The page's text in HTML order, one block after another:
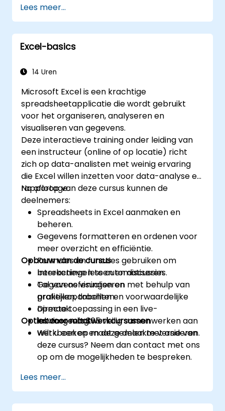
objectgeoriënteerd coderen, ontwerp van
SQL-databases, het ontwikkelen van
gebruikersinterfaces, technieken voor
debuggen en foutafhandeling, evenals
Door praktische oefeningen worden
ontwikkelaars begeleid om handmatige taken
te elimineren en krachtige mogelijkheden
voor data-beheer en rapportage te
benutten.
Lees meer...
Excel-basics
14 Uren
Microsoft Excel is een krachtige
spreadsheetapplicatie die wordt gebruikt
voor het organiseren, analyseren en
visualiseren van gegevens.
Deze interactieve training onder leiding van
een instructeur (online of op locatie) richt
zich op data-analisten met weinig ervaring
die Excel willen inzetten voor data-analyse en
rapportage.
Na afloop van deze cursus kunnen de
deelnemers:
Spreadsheets in Excel aanmaken en
beheren.
Gegevens formatteren en ordenen voor
meer overzicht en efficiëntie.
Formules en functies gebruiken om
berekeningen te automatiseren.
Gegevens visualiseren met behulp van
grafieken, tabellen en voorwaardelijke
opmaak.
In Microsoft 365 veilig samenwerken aan
werkboeken en deze delen met anderen.
Opbouw van de cursus
Interactieve lessen en discussies.
Tal van oefeningen en
praktijkopdrachten.
Directe toepassing in een live-
labomgeving.
Opties voor maatwerkcursussen
Wilt u een op maat gemaakte versie van
deze cursus? Neem dan contact met ons
op om de mogelijkheden te bespreken.
Lees meer...